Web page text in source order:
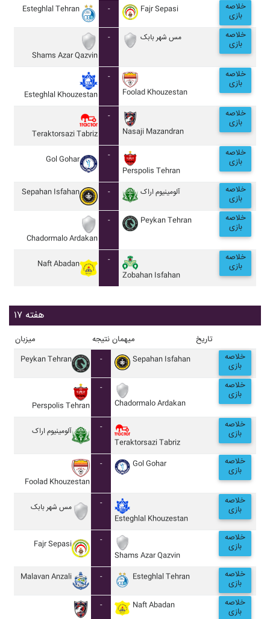
Esteghlal Tehran - Fajr Sepasi خلاصه
بازی
Shams Azar Qazvin
- مس شهر بابک خلاصه
بازی
Esteghlal Khouzestan
-
Foolad Khouzestan
خلاصه
بازی
Teraktorsazi Tabriz
-
Nasaji Mazandran
خلاصه
بازی
Gol Gohar
-
Perspolis Tehran
خلاصه
بازی
Sepahan Isfahan - آلومينيوم اراک خلاصه
بازی
Chadormalo Ardakan
- Peykan Tehran خلاصه
بازی
Naft Abadan
-
Zobahan Isfahan
خلاصه
بازی
هفته ۱۷
میزبان نتیجه میهمان تاریخ
Peykan Tehran - Sepahan Isfahan خلاصه
بازی
Perspolis Tehran
-
Chadormalo Ardakan
خلاصه
بازی
آلومينيوم اراک
-
Teraktorsazi Tabriz
خلاصه
بازی
Foolad Khouzestan
- Gol Gohar خلاصه
بازی
مس شهر بابک
-
Esteghlal Khouzestan
خلاصه
بازی
Fajr Sepasi
-
Shams Azar Qazvin
خلاصه
بازی
Malavan Anzali - Esteghlal Tehran خلاصه
بازی
- Naft Abadan خلاصه
بازی